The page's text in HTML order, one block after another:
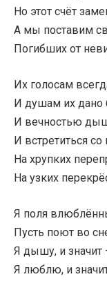
Но этот счёт
А мы поставим
Погибших от
Их голосам
И душам их дано
И вечностью
И встретиться
На хрупких
На узких
Я поля
Пусть поют во
Я дышу, и
Я люблю, и